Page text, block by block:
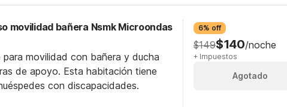
movilidad bañera Nsmk Microondas
movilidad con bañera y ducha
de apoyo. Esta habitación tiene
con discapacidades.
6% off
$149$140/noche
+ Impuestos
Agotado